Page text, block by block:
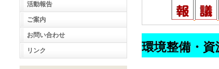
環境整備・
活動報告
ご案内
お問い合わせ
リンク